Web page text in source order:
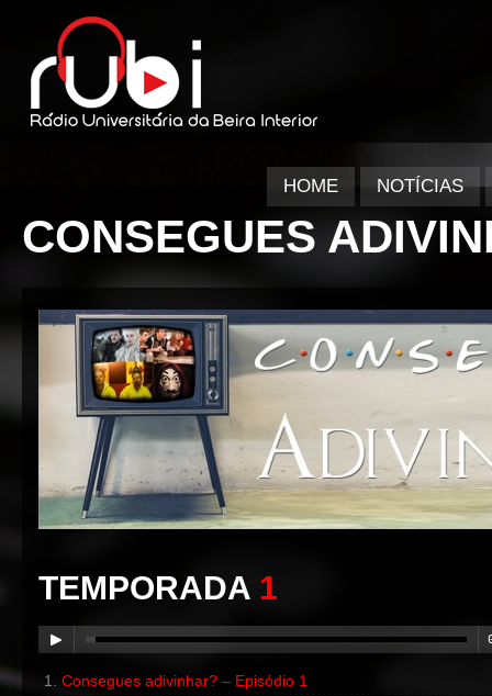
HOME NOTÍCIAS
CONSEGUES
TEMPORADA 1
00:00/00:00
Consegues adivinhar? – Episódio 1